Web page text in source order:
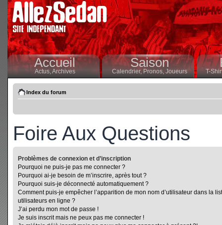
Accueil
Actus,Archives
Saison
Calendrier,Pronos, Joueurs T-
Index du forum
Foire Aux Questions
Problèmes de connexion et d’inscription
Pourquoi ne puis-je pas me connecter ?
Pourquoi ai-je besoin de m’inscrire, après tout ?
Pourquoi suis-je déconnecté automatiquement ?
Comment puis-je empêcher l’apparition de mon nom d’utilisateur dans la
utilisateurs en ligne ?
J’ai perdu mon mot de passe !
Je suis inscrit mais ne peux pas me connecter !